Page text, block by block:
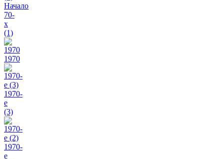
Начало
70-
х
(1)
1970
1970-
e
(3)
1970-
e